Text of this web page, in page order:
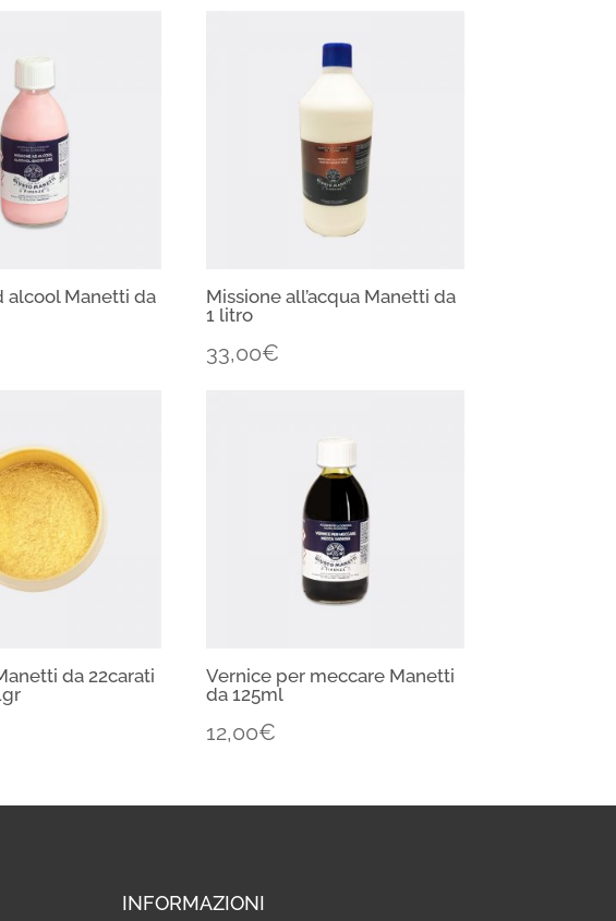
alcool Manetti da
Missione all’acqua Manetti da
1 litro
33,00€
da 22carati
Vernice per meccare Manetti
da 125ml
12,00€
INFORMAZIONI